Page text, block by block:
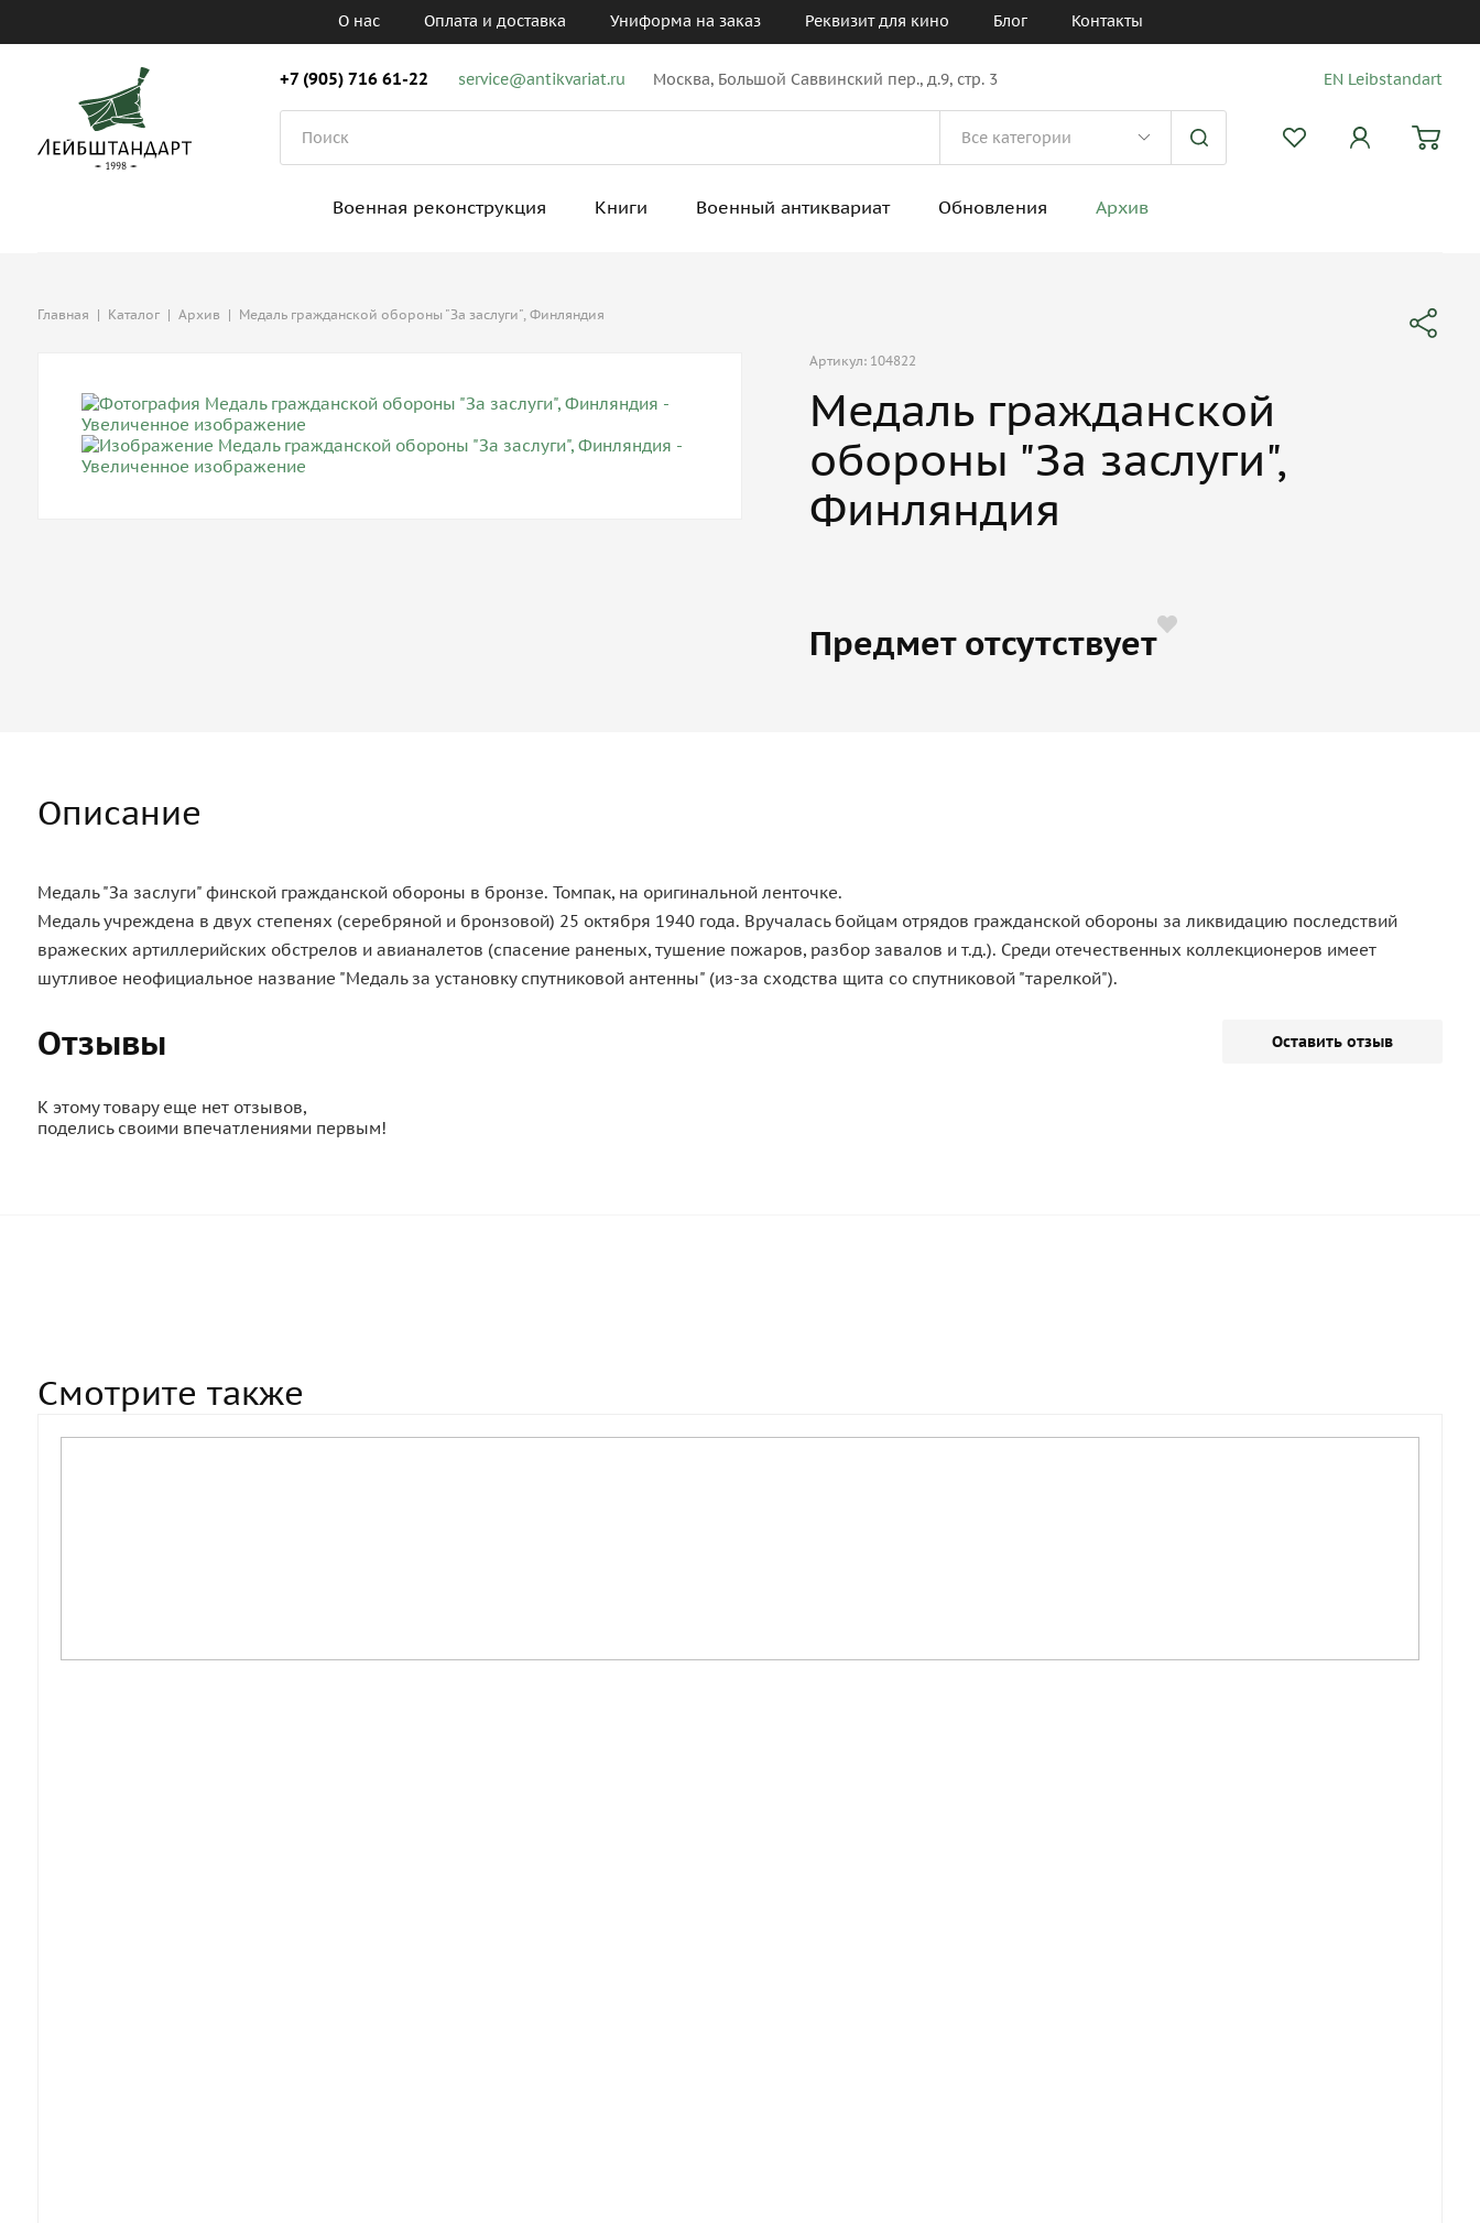
О нас Оплата и доставка Униформа на заказ Реквизит для кино Блог Контакты
+7 (905) 716 61-22 service@antikvariat.ru Москва, Большой Саввинский пер., д.9, стр. 3 EN Leibstandart
Военная реконструкция Книги Военный антиквариат Обновления Архив
Главная | Каталог | Архив | Медаль гражданской обороны "За заслуги", Финляндия
Артикул: 104822
Медаль гражданской
обороны "За заслуги",
Финляндия
Предмет отсутствует
Описание
Медаль "За заслуги" финской гражданской обороны в бронзе. Томпак, на оригинальной ленточке.
Медаль учреждена в двух степенях (серебряной и бронзовой) 25 октября 1940 года. Вручалась бойцам отрядов гражданской обороны за ликвидацию последствий
вражеских артиллерийских обстрелов и авианалетов (спасение раненых, тушение пожаров, разбор завалов и т.д.). Среди отечественных коллекционеров имеет
шутливое неофициальное название "Медаль за установку спутниковой антенны" (из-за сходства щита со спутниковой "тарелкой").
Отзывы Оставить отзыв
К этому товару еще нет отзывов,
поделись своими впечатлениями первым!
Смотрите также